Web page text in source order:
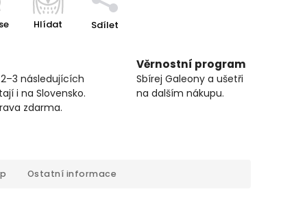
Hlídat Sdílet
následujících
i na Slovensko.
zdarma.
Věrnostní program
Sbírej Galeony a ušetři
na dalším nákupu.
Ostatní informace